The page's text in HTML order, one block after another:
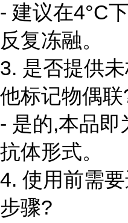
- 建议在4°C
反复冻融。
3. 是否提供
他标记物偶联
- 是的,本品即
抗体形式。
4. 使用前需
步骤?